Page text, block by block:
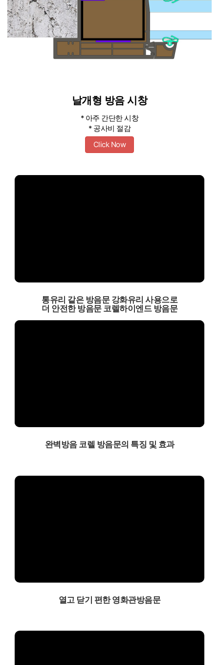
날개형 방음 시창
* 아주 간단한 시창
* 공사비 절감
Click Now
통유리 같은 방음문 강화유리 사용으로
더 안전한 방음문 코렐하이엔드 방음문
완벽방음 코렐 방음문의 특징 및 효과
열고 닫기 편한 영화관방음문